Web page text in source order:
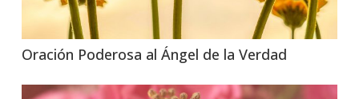
Oración Poderosa al Ángel de la Verdad